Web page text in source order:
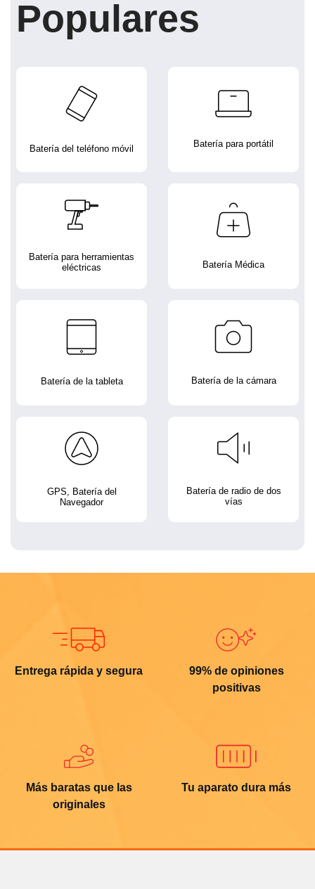
Populares
Batería del teléfono móvil Batería para portátil
Batería para herramientas
eléctricas
Batería Médica
Batería de la tableta Batería de la cámara
GPS, Batería del
Navegador
Batería de radio de dos
vías
Entrega rápida y segura
99% de opiniones
positivas
Más baratas que las
originales
Tu aparato dura más